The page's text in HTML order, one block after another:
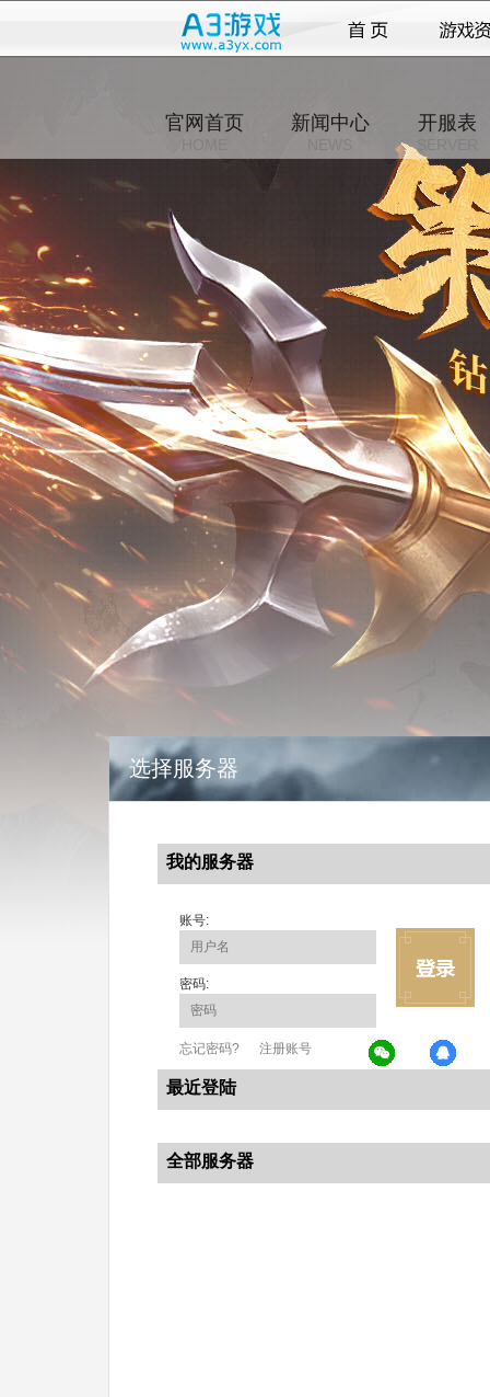
官网首页 新闻中心
NEWS
开服表
选择服务器
我的服务器
账号:
密码:
忘记密码? 注册账号
最近登陆
全部服务器